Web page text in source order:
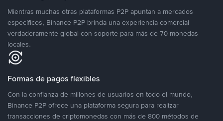
Mientras muchas otras plataformas P2P apuntan a mercados
específicos, Binance P2P brinda una experiencia comercial
verdaderamente global con soporte para más de 70 monedas
locales.
Formas de pagos flexibles
Con la confianza de millones de usuarios en todo el mundo,
Binance P2P ofrece una plataforma segura para realizar
transacciones de criptomonedas con más de 800 métodos de